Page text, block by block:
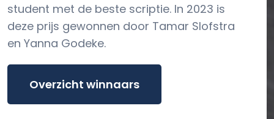
student met de beste scriptie. In 2023 is
deze prijs gewonnen door Tamar Slofstra
en Yanna Godeke.
Overzicht winnaars